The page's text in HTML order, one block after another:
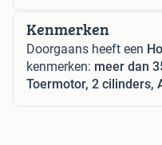
Kenmerken
Doorgaans heeft een
kenmerken: meer dan
Toermotor, 2 cilinders,